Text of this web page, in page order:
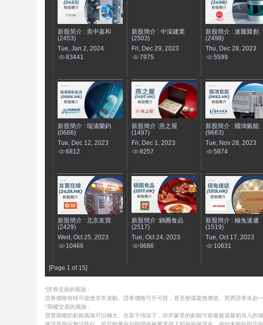
新股简介 : 美中嘉和
(2453)
Tue, Jan 2, 2024
83441
新股簡介 : 中深建業
(2503)
Fri, Dec 29, 2023
7975
新股簡介 : 速騰聚創
(2498)
Thu, Dec 28, 2023
5599
新股簡介 : 瑞浦蘭鈞
(0666)
Tue, Dec 12, 2023
6812
新股簡介 :燕之屋
(1497)
Fri, Dec 1, 2023
8257
新股簡介 : 國鴻氫能
(9663)
Tue, Nov 28, 2023
5874
新股簡介 : 北京友寶
(2429)
Wed, Oct 25, 2023
10466
新股簡介 :鍋圈食品
(2517)
Tue, Oct 24, 2023
9686
新股簡介 : 極兔速遞
(1519)
Tue, Oct 17, 2023
10631
[Page 1 of 15]
*證券交易的風險：
證券價格有時可能會非常波動。證券價格可升可跌，甚至變成毫無價值。買賣證券未必
^期權交易的風險：
買賣期權的虧蝕風險可以極大。在若干情況下，你所蒙受的虧蝕可能會超過最初存入的